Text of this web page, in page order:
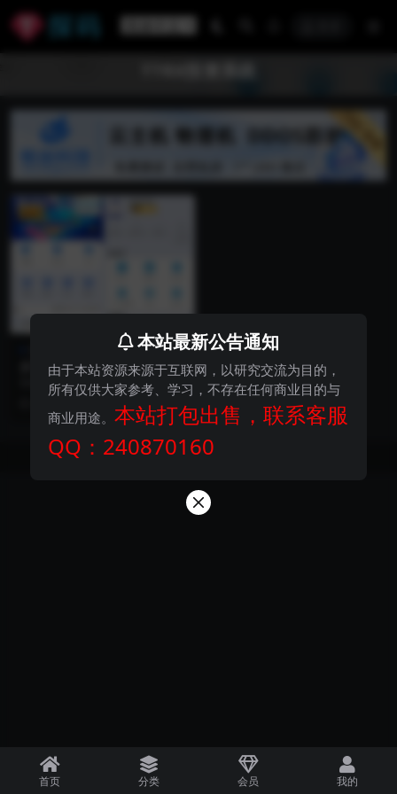
多语言二开版TRX矿机系统/T
RX投资系统/算力合约矿机/区
块链云矿机系统
前端为三种语言，充币依然使用usd
t充值，使用usdt购买矿机获取TRX
收益 T...
300
Copyright © 2024探码商城
首页 分类 会员 我的
本站最新公告通知
由于本站资源来源于互联网，以研究交流为目的，
所有仅供大家参考、学习，不存在任何商业目的与
商业用途。 本站打包出售，联系客服
QQ：240870160